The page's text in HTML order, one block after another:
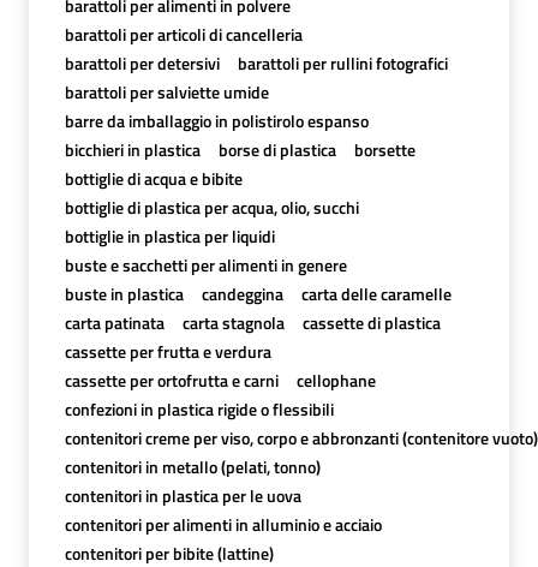
barattoli per articoli di cancelleria
barattoli per detersivi
barattoli per rullini fotografici
barattoli per salviette umide
barre da imballaggio in polistirolo espanso
bicchieri in plastica
borse di plastica
borsette
bottiglie di acqua e bibite
bottiglie di plastica per acqua, olio, succhi
bottiglie in plastica per liquidi
buste e sacchetti per alimenti in genere
buste in plastica
candeggina
carta delle caramelle
carta patinata
carta stagnola
cassette di plastica
cassette per frutta e verdura
cassette per ortofrutta e carni
cellophane
confezioni in plastica rigide o flessibili
contenitori creme per viso, corpo e abbronzanti (contenitore vuoto)
contenitori in metallo (pelati, tonno)
contenitori in plastica per le uova
contenitori per alimenti in alluminio e acciaio
contenitori per bibite (lattine)